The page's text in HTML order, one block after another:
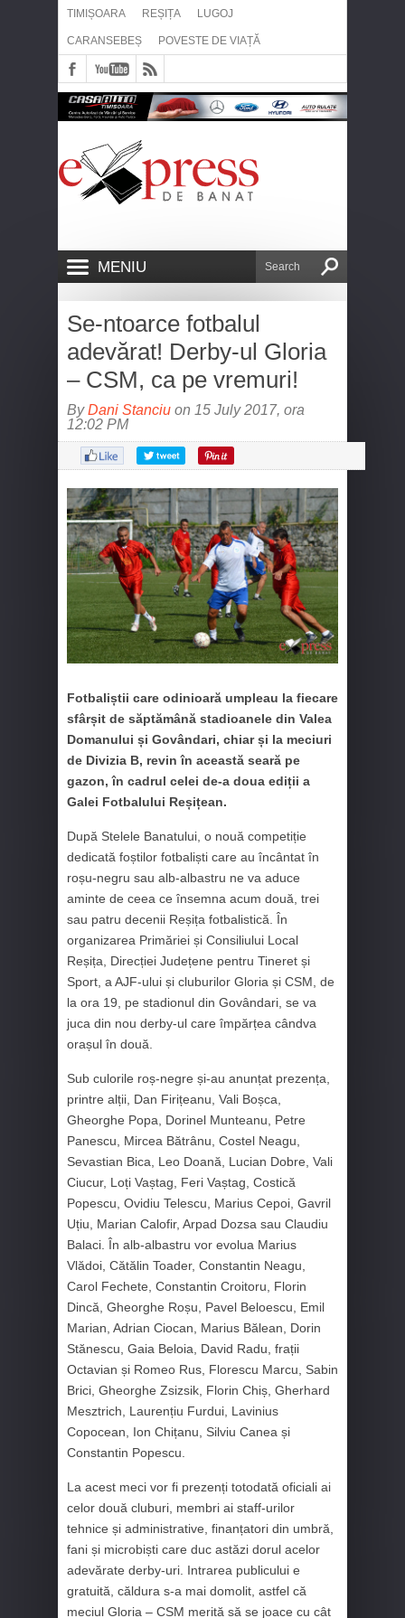
TIMIȘOARA REȘIȚA LUGOJ
CARANSEBEȘ POVESTE DE VIAȚĂ
MENIU
Se-ntoarce fotbalul
adevărat! Derby-ul Gloria
– CSM, ca pe vremuri!
ByDani Stanciu on 15 July 2017, ora
12:02 PM
Fotbaliștii care odinioară umpleau la fiecare
sfârșit de săptămână stadioanele din Valea
Domanului și Govândari, chiar și la meciuri
de Divizia B, revin în această seară pe
gazon, în cadrul celei de-a doua ediții a
Galei Fotbalului Reșițean.
După Stelele Banatului, o nouă competiție
dedicată foștilor fotbaliști care au încântat în
roșu-negru sau alb-albastru ne va aduce
aminte de ceea ce însemna acum două, trei
sau patru decenii Reșița fotbalistică. În
organizarea Primăriei și Consiliului Local
Reșița, Direcției Județene pentru Tineret și
Sport, a AJF-ului și cluburilor Gloria și CSM, de
la ora 19, pe stadionul din Govândari, se va
juca din nou derby-ul care împărțea cândva
orașul în două.
Sub culorile roș-negre și-au anunțat prezența,
printre alții, Dan Firițeanu, Vali Boșca,
Gheorghe Popa, Dorinel Munteanu, Petre
Panescu, Mircea Bătrânu, Costel Neagu,
Sevastian Bica, Leo Doană, Lucian Dobre, Vali
Ciucur, Loți Vaștag, Feri Vaștag, Costică
Popescu, Ovidiu Telescu, Marius Cepoi, Gavril
Uțiu, Marian Calofir, Arpad Dozsa sau Claudiu
Balaci. În alb-albastru vor evolua Marius
Vlădoi, Cătălin Toader, Constantin Neagu,
Carol Fechete, Constantin Croitoru, Florin
Dincă, Gheorghe Roșu, Pavel Beloescu, Emil
Marian, Adrian Ciocan, Marius Bălean, Dorin
Stănescu, Gaia Beloia, David Radu, frații
Octavian și Romeo Rus, Florescu Marcu, Sabin
Brici, Gheorghe Zsizsik, Florin Chiș, Gherhard
Mesztrich, Laurențiu Furdui, Lavinius
Copocean, Ion Chițanu, Silviu Canea și
Constantin Popescu.
La acest meci vor fi prezenți totodată oficiali ai
celor două cluburi, membri ai staff-urilor
tehnice și administrative, finanțatori din umbră,
fani și microbiști care duc astăzi dorul acelor
adevărate derby-uri. Intrarea publicului e
gratuită, căldura s-a mai domolit, astfel că
meciul Gloria – CSM merită să se joace cu cât